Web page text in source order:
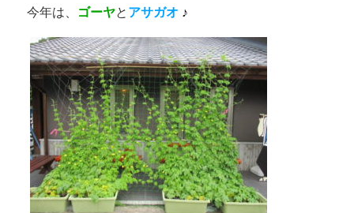
今年は、 ゴーヤと アサガオ ♪